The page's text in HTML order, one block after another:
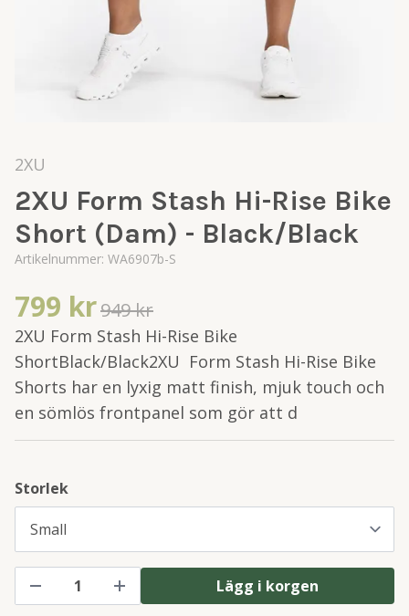
2XU
2XU Form Stash Hi-Rise Bike
Short (Dam) - Black/Black
Artikelnummer: WA6907b-S
799 kr949 kr
2XU Form Stash Hi-Rise Bike
ShortBlack/Black2XU Form Stash Hi-Rise Bike
Shorts har en lyxig matt finish, mjuk touch och
en sömlös frontpanel som gör att d
Storlek
Lägg i korgen